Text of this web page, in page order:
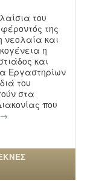
του
της
νεολαία και
η
και
Εργαστηρίων
του
στα
που
→